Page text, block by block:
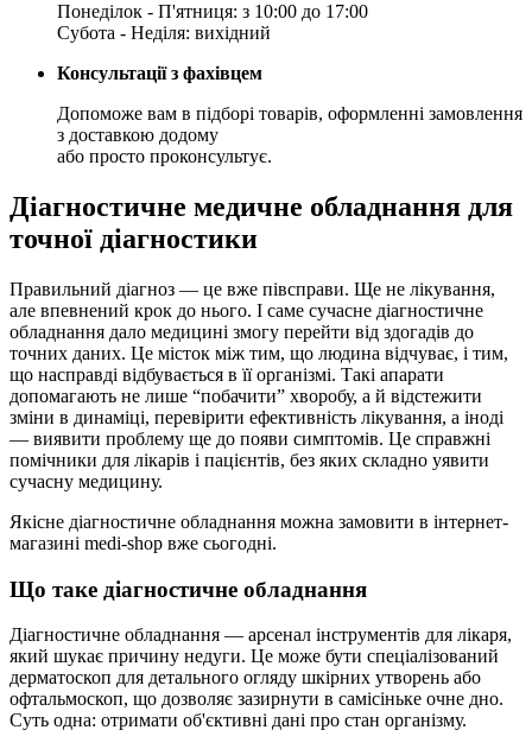
Понеділок - П'ятниця: з 10:00 до 17:00
Субота - Неділя: вихідний
Консультації з фахівцем
Допоможе вам в підборі товарів, оформленні замовлення
з доставкою додому
або просто проконсультує.
Діагностичне медичне обладнання для
точної діагностики
Правильний діагноз — це вже півсправи. Ще не лікування,
але впевнений крок до нього. І саме сучасне діагностичне
обладнання дало медицині змогу перейти від здогадів до
точних даних. Це місток між тим, що людина відчуває, і тим,
що насправді відбувається в її організмі. Такі апарати
допомагають не лише “побачити” хворобу, а й відстежити
зміни в динаміці, перевірити ефективність лікування, а іноді
— виявити проблему ще до появи симптомів. Це справжні
помічники для лікарів і пацієнтів, без яких складно уявити
сучасну медицину.
Якісне діагностичне обладнання можна замовити в інтернет-
магазині medi-shop вже сьогодні.
Що таке діагностичне обладнання
Діагностичне обладнання — арсенал інструментів для лікаря,
який шукає причину недуги. Це може бути спеціалізований
дерматоскоп для детального огляду шкірних утворень або
офтальмоскоп, що дозволяє зазирнути в самісіньке очне дно.
Суть одна: отримати об'єктивні дані про стан організму.